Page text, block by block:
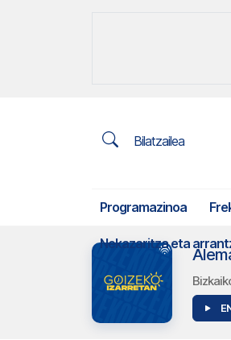
Bilatzailea
Programazinoa
Nekazaritza eta